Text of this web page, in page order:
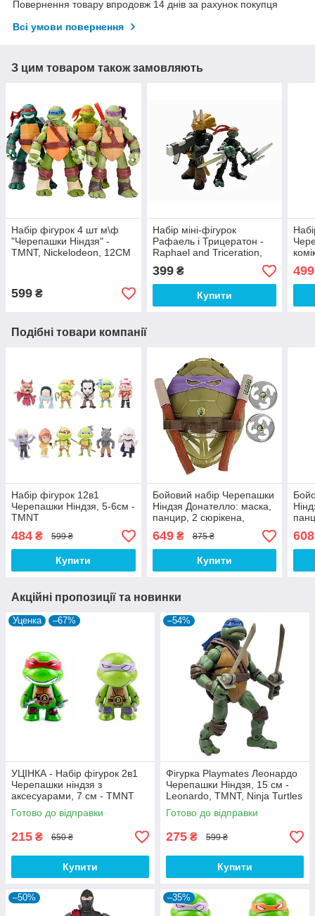
Повернення товару впродовж 14 днів за рахунок покупця
Всі умови повернення
З цим товаром також замовляють
Набір фігурок 4 шт м\ф
"Черепашки Ніндзя" -
TMNT, Nickelodeon, 12CM
599 ₴
Набір міні-фігурок
Рафаель і Трицератон -
Raphael and Triceration,
4Kids, Playmates
399₴
Купити
499
Подібні товари компанії
Набір фігурок 12в1
Черепашки Ніндзя, 5-6см -
TMNT
484 ₴ 599 ₴
Купити
Бойовий набір Черепашки
Ніндзя Донателло: маска,
панцир, 2 сюрікена,
649₴ 875 ₴
Купити
608
Акційні пропозиції та новинки
Уценка –67%
УЦІНКА - Набір фігурок 2в1
Черепашки ніндзя з
аксесуарами, 7 см - TMNT
Готово до відправки
215 ₴ 650 ₴
Купити
–54%
Фігурка Playmates Леонардо
Черепашки Ніндзя, 15 см -
Leonardo, TMNT, Ninja Turtles
Готово до відправки
275 ₴ 599 ₴
Купити
–50% –35%